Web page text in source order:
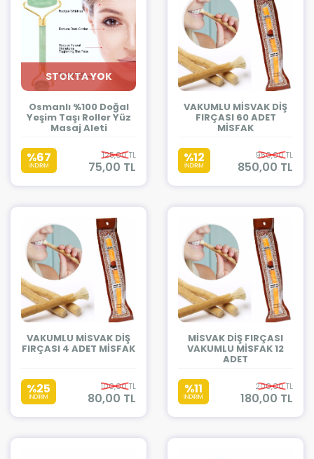
STOKTA YOK
Osmanlı %100 Doğal
Yeşim Taşı Roller Yüz
Masaj Aleti
%67
İNDİRİM
125,00 TL
75,00 TL
VAKUMLU MİSVAK DİŞ
FIRÇASI 60 ADET
MİSFAK
%12
İNDİRİM
950,00 TL
850,00 TL
VAKUMLU MİSVAK DİŞ
FIRÇASI 4 ADET MİSFAK
%25
İNDİRİM
100,00 TL
80,00 TL
MİSVAK DİŞ FIRÇASI
VAKUMLU MİSFAK 12
ADET
%11
İNDİRİM
200,00 TL
180,00 TL